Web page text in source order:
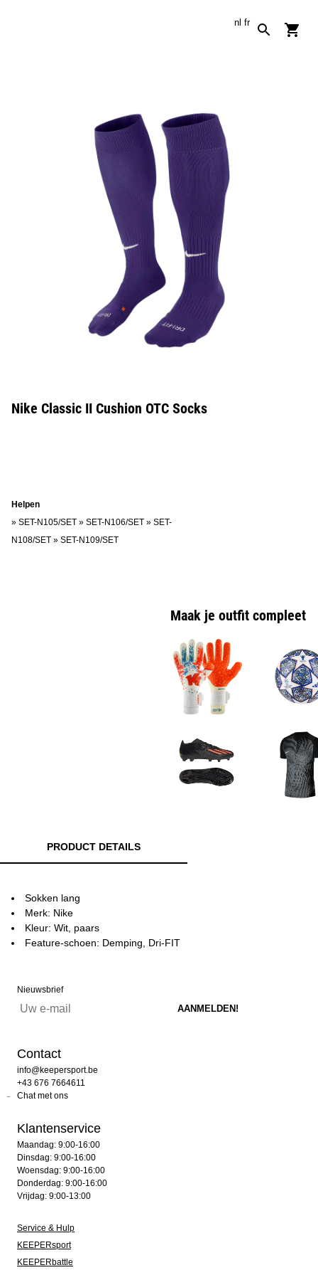
nl fr
Nike Classic II Cushion OTC Socks
Helpen
» SET-N105/SET » SET-N106/SET » SET-
N108/SET » SET-N109/SET
Maak je outfit compleet
PRODUCT DETAILS
Sokken lang
Merk: Nike
Kleur: Wit, paars
Feature-schoen: Demping, Dri-FIT
Nieuwsbrief
Contact
info@keepersport.be
+43 676 7664611
Chat met ons
Klantenservice
Maandag: 9:00-16:00
Dinsdag: 9:00-16:00
Woensdag: 9:00-16:00
Donderdag: 9:00-16:00
Vrijdag: 9:00-13:00
Service & Hulp
KEEPERsport
KEEPERbattle